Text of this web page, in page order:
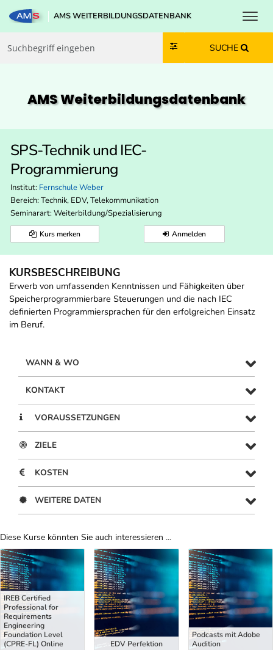
Zum Inhalt springen
Zum Navmenü springen
Zur Suche springen
Zur Footer springen
AMS WEITERBILDUNGSDATENBANK
SUCHE
AMS Weiterbildungs­datenbank
SPS-Technik und IEC-
Programmierung
Institut: Fernschule Weber
Bereich: Technik, EDV, Telekommunikation
Seminarart: Weiterbildung/Spezialisierung
Kurs merken Anmelden
KURSBESCHREIBUNG
Erwerb von umfassenden Kenntnissen und Fähigkeiten über
Speicherprogrammierbare Steuerungen und die nach IEC
definierten Programmiersprachen für den erfolgreichen Einsatz
im Beruf.
WANN & WO
KONTAKT
VORAUSSETZUNGEN
ZIELE
KOSTEN
WEITERE DATEN
Diese Kurse könnten Sie auch interessieren ...
Uber Weiterbildungsvorschläge
IREB Certified
Professional for
Requirements
Engineering
Foundation Level
(CPRE-FL) Online
EDV Perfektion
Podcasts mit Adobe
Audition